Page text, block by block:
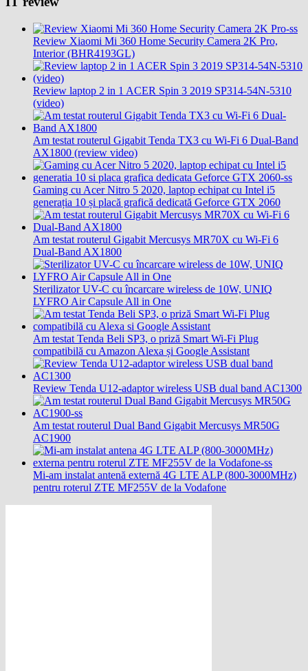
Review Xiaomi Mi 360 Home Security Camera 2K Pro,
Interior (BHR4193GL)
Review laptop 2 in 1 ACER Spin 3 2019 SP314-54N-5310
(video)
Am testat routerul Gigabit Tenda TX3 cu Wi-Fi 6 Dual-Band
AX1800 (review video)
Gaming cu Acer Nitro 5 2020, laptop echipat cu Intel i5
generația 10 și placă grafică dedicată Geforce GTX 2060
Am testat routerul Gigabit Mercusys MR70X cu Wi-Fi 6
Dual-Band AX1800
Sterilizator UV-C cu încarcare wireless de 10W, UNIQ
LYFRO Air Capsule All in One
Am testat Tenda Beli SP3, o priză Smart Wi-Fi Plug
compatibilă cu Amazon Alexa și Google Assistant
Review Tenda U12-adaptor wireless USB dual band AC1300
Am testat routerul Dual Band Gigabit Mercusys MR50G
AC1900
Mi-am instalat antenă externă 4G LTE ALP (800-3000MHz)
pentru roterul ZTE MF255V de la Vodafone